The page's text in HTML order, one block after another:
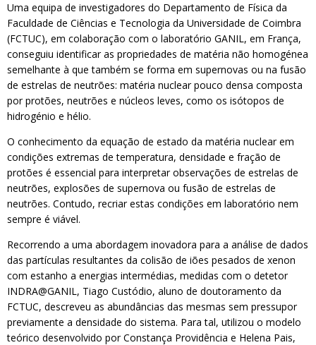
Uma equipa de investigadores do Departamento de Física da
Faculdade de Ciências e Tecnologia da Universidade de Coimbra
(FCTUC), em colaboração com o laboratório GANIL, em França,
conseguiu identificar as propriedades de matéria não homogénea
semelhante à que também se forma em supernovas ou na fusão
de estrelas de neutrões: matéria nuclear pouco densa composta
por protões, neutrões e núcleos leves, como os isótopos de
hidrogénio e hélio.
O conhecimento da equação de estado da matéria nuclear em
condições extremas de temperatura, densidade e fração de
protões é essencial para interpretar observações de estrelas de
neutrões, explosões de supernova ou fusão de estrelas de
neutrões. Contudo, recriar estas condições em laboratório nem
sempre é viável.
Recorrendo a uma abordagem inovadora para a análise de dados
das partículas resultantes da colisão de iões pesados de xenon
com estanho a energias intermédias, medidas com o detetor
INDRA@GANIL, Tiago Custódio, aluno de doutoramento da
FCTUC, descreveu as abundâncias das mesmas sem pressupor
previamente a densidade do sistema. Para tal, utilizou o modelo
teórico desenvolvido por Constança Providência e Helena Pais,